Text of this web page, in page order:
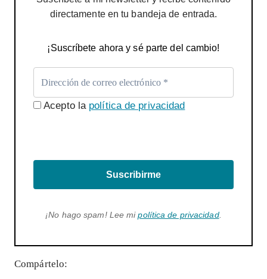
directamente en tu bandeja de entrada.
¡Suscríbete ahora y sé parte del cambio!
Acepto la política de privacidad
Suscribirme
¡No hago spam! Lee mipolítica de privacidad.
Compártelo: